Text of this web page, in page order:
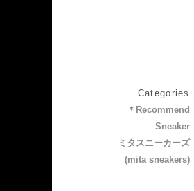
Categories
＊Recommend
Sneaker
ミタスニーカーズ
(mita sneakers)